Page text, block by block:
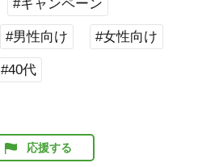
#キャンペーン
#男性向け #女性向け
#40代
応援する